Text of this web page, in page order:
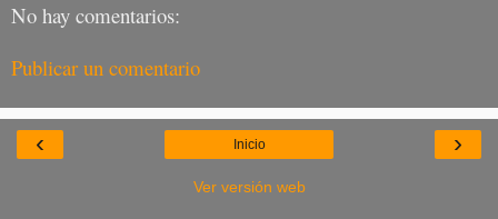
No hay comentarios:
Publicar un comentario
‹ ›
Inicio
Ver versión web